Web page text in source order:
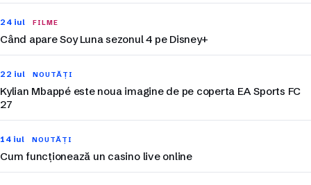
24 iul FILME
Când apare Soy Luna sezonul 4 pe Disney+
22 iul NOUTĂȚI
Kylian Mbappé este noua imagine de pe coperta EA Sports FC
27
14 iul NOUTĂȚI
Cum funcționează un casino live online